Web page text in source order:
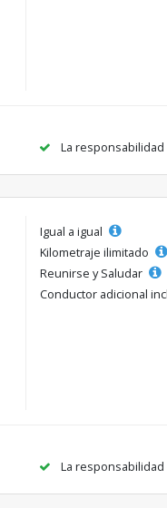
La responsabilidad
Igual a igual
Kilometraje ilimitado
Reunirse y Saludar
Conductor adicional
La responsabilidad